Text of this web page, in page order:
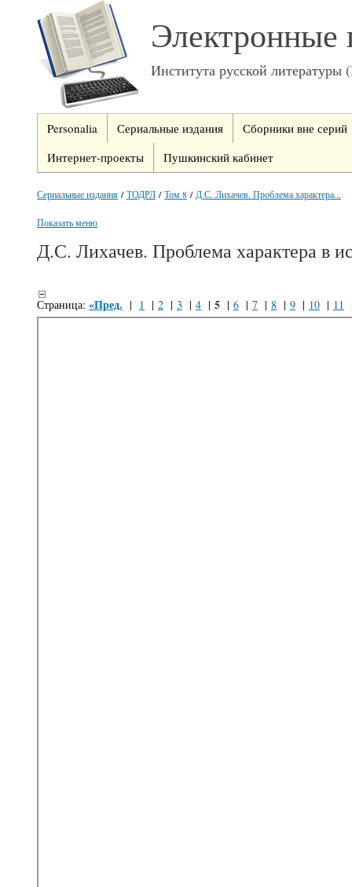
Электронные
Института русской
Personalia Сериальные издания
Сборники вне серий
Интернет-проекты
Пушкинский кабинет
Сериальные издания /ТОДРЛ /Том 8 / Д.С. Лихачев. Проблема характера...
Показать меню
Д.С. Лихачев. Проблема характера в
Страница: «Пред. | 1 | 2 | 3 | 4 | 5 | 6 | 7 | 8 | 9 | 10 | 11